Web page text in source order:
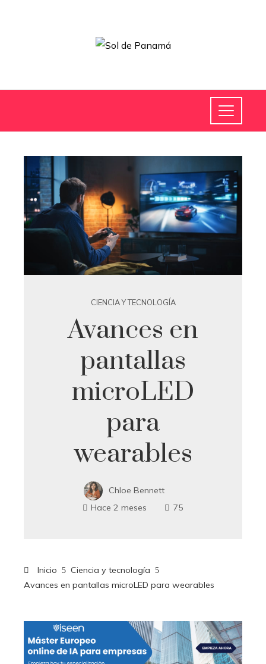
CIENCIA Y TECNOLOGÍA
Avances en
pantallas
microLED
para
wearables
Chloe Bennett
Hace 2 meses
75
Inicio
Ciencia y tecnología
Avances en pantallas microLED para wearables